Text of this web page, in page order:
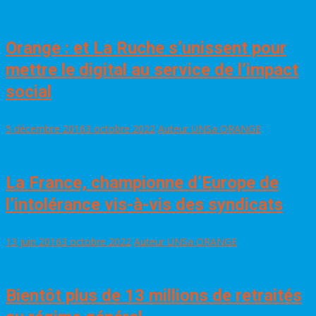
Orange : et La Ruche s’unissent pour
mettre le digital au service de l’impact
social
5 décembre 20163 octobre 2022 Auteur UNSa ORANGE
La France, championne d’Europe de
l’intolérance vis-à-vis des syndicats
13 juin 20163 octobre 2022 Auteur UNSa ORANGE
Bientôt plus de 13 millions de retraités